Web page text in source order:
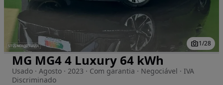
Imagem 1 de 28
1/28
MG MG4 4 Luxury 64 kWh
Usado · Agosto · 2023 · Com garantia · Negociável · IVA
Discriminado